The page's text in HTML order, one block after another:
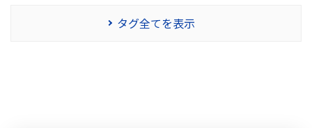
タグ全てを表示